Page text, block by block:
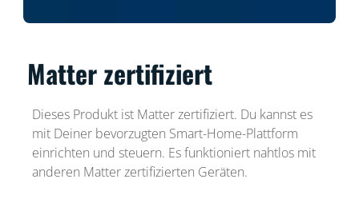
Matter zertifiziert
Dieses Produkt ist Matter zertifiziert. Du kannst es
mit Deiner bevorzugten Smart-Home-Plattform
einrichten und steuern. Es funktioniert nahtlos mit
anderen Matter zertifizierten Geräten.